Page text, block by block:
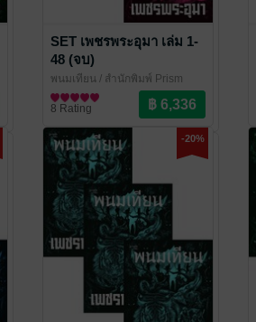
SET เพชรพระอุมา เล่ม 1-
48 (จบ)
พนมเทียน / สำนักพิมพ์ Prism
นิยายผจญภัย/บู๊แอกชัน
8 Rating
-20%